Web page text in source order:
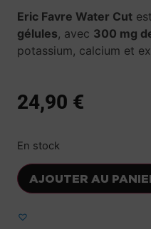
Eric Favre Water Cut
gélules, avec 300 mg
potassium, calcium et
24,90 €
En stock
AJOUTER AU